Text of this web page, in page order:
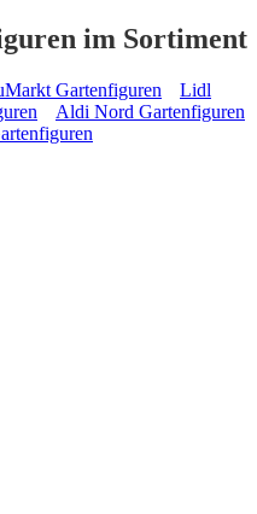
im Sortiment
Gartenfiguren
Lidl
Aldi Nord Gartenfiguren